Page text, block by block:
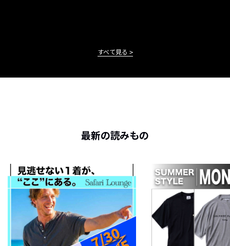
すべて見る
最新の読みもの